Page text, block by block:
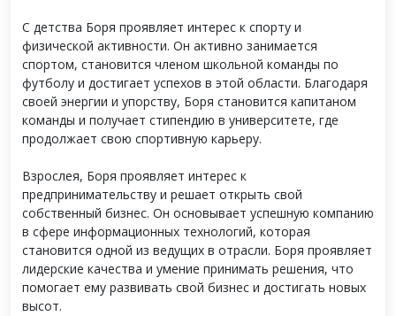
С детства Боря проявляет интерес к спорту и
физической активности. Он активно занимается
спортом, становится членом школьной команды по
футболу и достигает успехов в этой области. Благодаря
своей энергии и упорству, Боря становится капитаном
команды и получает стипендию в университете, где
продолжает свою спортивную карьеру.
Взрослея, Боря проявляет интерес к
предпринимательству и решает открыть свой
собственный бизнес. Он основывает успешную компанию
в сфере информационных технологий, которая
становится одной из ведущих в отрасли. Боря проявляет
лидерские качества и умение принимать решения, что
помогает ему развивать свой бизнес и достигать новых
высот.